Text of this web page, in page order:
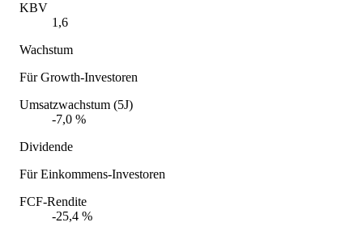
KBV
1,6
Wachstum
Für Growth-Investoren
Umsatzwachstum (5J)
-7,0 %
Dividende
Für Einkommens-Investoren
FCF-Rendite
-25,4 %